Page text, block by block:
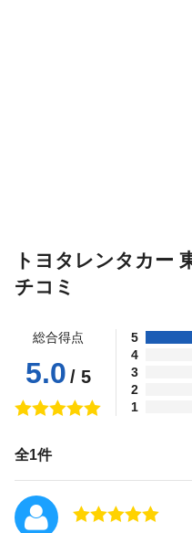
トヨタレンタカー
チコミ
総合得点
5.0 / 5
5
4
3
2
1
全1件